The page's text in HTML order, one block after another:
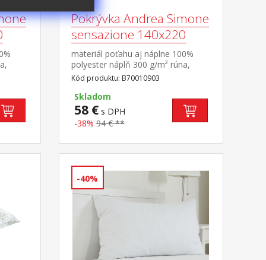
Pokrývka Andrea Simone
sensazione 140x220
materiál poťahu aj náplne 100%
polyester náplň 300 g/m² rúna,
termoregulačná elegantne prešitý
poťah
Kód produktu: B70010903
Skladom
58 €s DPH
-38% 94 € **
-40%